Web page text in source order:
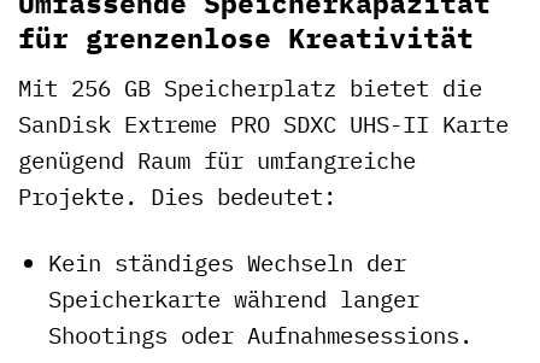
für grenzenlose Kreativität
Mit 256 GB Speicherplatz bietet die
SanDisk Extreme PRO SDXC UHS-II Karte
genügend Raum für umfangreiche
Projekte. Dies bedeutet:
Kein ständiges Wechseln der
Speicherkarte während langer
Shootings oder Aufnahmesessions.